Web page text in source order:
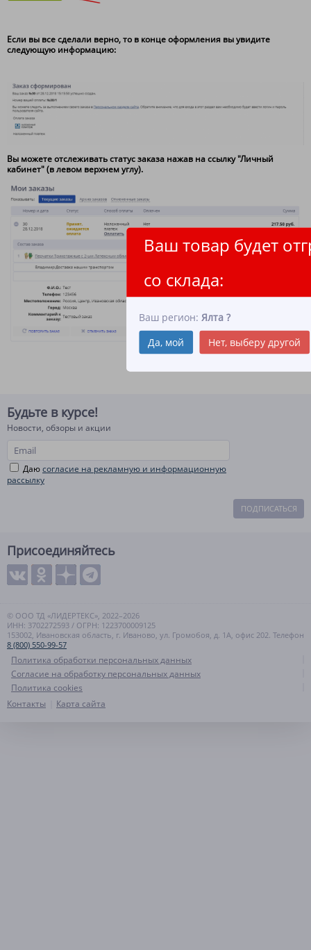
Ваш товар будет
со склада:
Ваш регион: Ялта ?
Да, мой
Нет, выберу другой
Если вы все сделали верно, то в конце оформления вы увидите
следующую информацию:
Вы можете отслеживать статус заказа нажав на ссылку "Личный
кабинет" (в левом верхнем углу).
Будьте в курсе!
Новости, обзоры и акции
Даюсогласие на рекламную и информационную
рассылку
ПОДПИСАТЬСЯ
Присоединяйтесь
© ООО ТД «ЛИДЕРТЕКС», 2022–2026
ИНН: 3702272593 / ОГРН: 1223700009125
153002, Ивановская область, г. Иваново, ул. Громобоя, д. 1А, офис 202. Телефон
8 (800) 550-99-57
Политика обработки персональных данных
Согласие на обработку персональных данных
Политика cookies
Контакты
Карта сайта